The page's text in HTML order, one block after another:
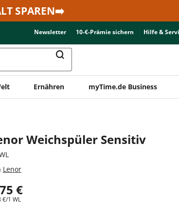
SPAREN➡️
Newsletter 10-€-Prämie sichern Hilfe &
Ernähren myTime.de Business
Weichspüler Sensitiv
Lenor
€
€/1 WL